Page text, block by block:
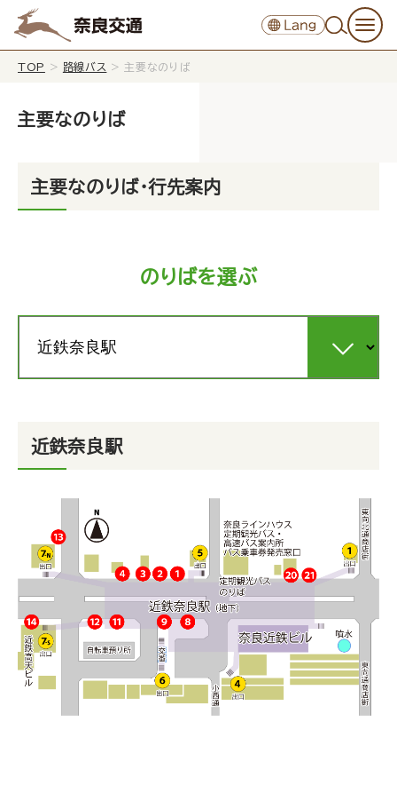
TOP > 路線バス > 主要なのりば
主要なのりば
主要なのりば・行先案内
のりばを選ぶ
近鉄奈良駅